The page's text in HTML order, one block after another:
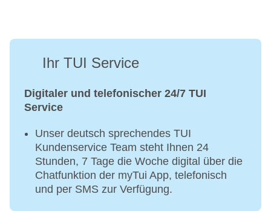
Ihr TUI Service
Digitaler und telefonischer 24/7 TUI
Service
Unser deutsch sprechendes TUI
Kundenservice Team steht Ihnen 24
Stunden, 7 Tage die Woche digital über die
Chatfunktion der myTui App, telefonisch
und per SMS zur Verfügung.